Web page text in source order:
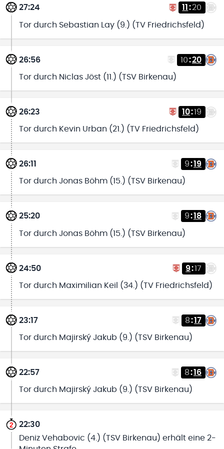
27:24 11 :20
Tor durch Sebastian Lay (9.) (TV Friedrichsfeld)
26:56 10:20
Tor durch Niclas Jöst (11.) (TSV Birkenau)
26:23 10:19
Tor durch Kevin Urban (21.) (TV Friedrichsfeld)
26:11 9:19
Tor durch Jonas Böhm (15.) (TSV Birkenau)
25:20 9:18
Tor durch Jonas Böhm (15.) (TSV Birkenau)
24:50 9:17
Tor durch Maximilian Keil (34.) (TV Friedrichsfeld)
23:17 8:17
Tor durch Majirský Jakub (9.) (TSV Birkenau)
22:57 8:16
Tor durch Majirský Jakub (9.) (TSV Birkenau)
22:30
Deniz Vehabovic (4.) (TSV Birkenau) erhält eine 2-